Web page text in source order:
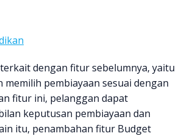
dengan fitur sebelumnya, yaitu
pembiayaan sesuai dengan
fitur ini, pelanggan dapat
keputusan pembiayaan dan
itu, penambahan fitur Budget